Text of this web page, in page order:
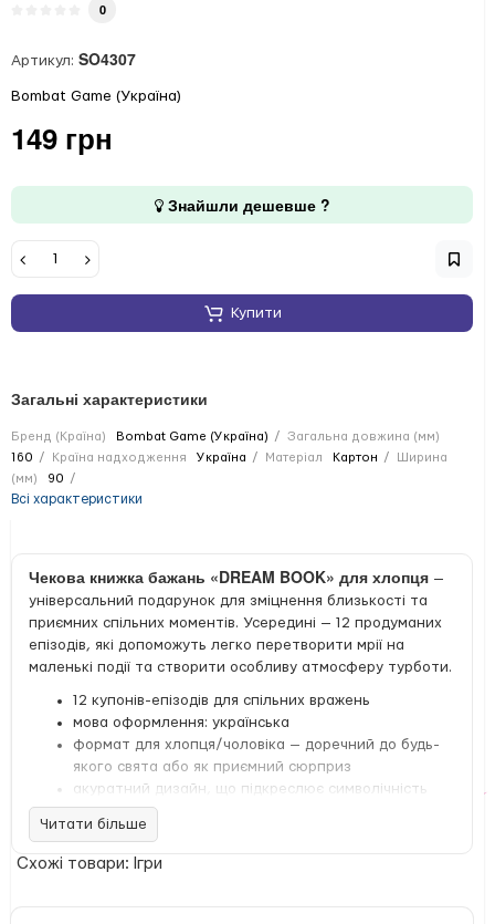
0
Артикул: SO4307
Bombat Game (Україна)
149 грн
Знайшли дешевше ?
Купити
Загальні характеристики
Бренд (Країна) Bombat Game (Україна)
Загальна довжина (мм)
160
Країна надходження Україна Матеріал Картон
Ширина
(мм)
90
Всі характеристики
Чекова книжка бажань «DREAM BOOK» для хлопця —
універсальний подарунок для зміцнення близькості та
приємних спільних моментів. Усередині — 12 продуманих
епізодів, які допоможуть легко перетворити мрії на
маленькі події та створити особливу атмосферу турботи.
12 купонів-епізодів для спільних вражень
мова оформлення: українська
формат для хлопця/чоловіка — доречний до будь-
якого свята або як приємний сюрприз
акуратний дизайн, що підкреслює символічність
подарунка
оберіть бажання, відірвіть відповідний чек і
передайте партнерці для виконання
Читати більше
Схожі товари: Ігри